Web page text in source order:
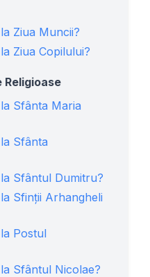
Ziua Muncii?
Ziua Copilului?
Religioase
Sfânta Maria
Sfânta
Sfântul Dumitru?
Sfinţii Arhangheli
Postul
Sfântul Nicolae?